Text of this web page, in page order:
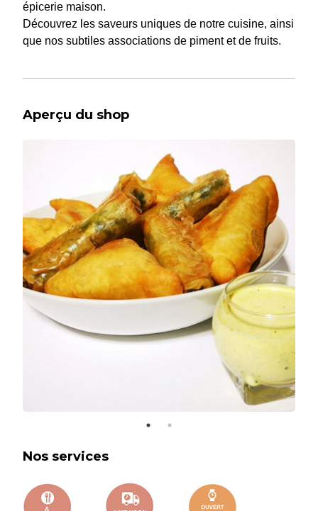
épicerie maison.
Découvrez les saveurs uniques de notre cuisine, ainsi
que nos subtiles associations de piment et de fruits.
Aperçu du shop
Nos services